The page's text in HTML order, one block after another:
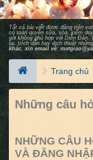
Tất cả bài viết được đăng trên
có toàn quyền sửa, xóa, kiểm
gởi không phù hợp với Diễn
lại, trích dẫn hay dịch thuật
khác, xin email về:
Trang chủ
Những câu
NHỮNG CÂU
VÀ ĐĂNG